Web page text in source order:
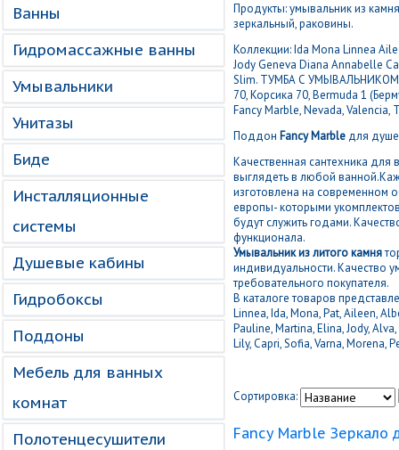
Ванны
Гидромассажные ванны
Умывальники
Унитазы
Биде
Инсталляционные
системы
Душевые кабины
Гидробоксы
Поддоны
Мебель для ванных
комнат
Полотенцесушители
Продукты: умывальник из
зеркальный, раковины.
Коллекции: Ida Mona Linnea
Jody Geneva Diana Annabelle
Slim. ТУМБА С УМЫВАЛЬНИКОМ,
70, Корсика 70, Bermuda 1
Fancy Marble, Nevada, Valencia,
Поддон Fancy Marble для
Качественная сантехника
выглядеть в любой
изготовлена на современном
европы- которыми
будут служить годами.
функционала.
Умывальникиз литого камня
индивидуальности. Качество
требовательного покупателя.
В каталоге товаров
Linnea, Ida, Mona, Pat, Aileen,
Pauline, Martina, Elina, Jody,
Lily, Capri, Sofia, Varna, Morena,
Сортировка:
Fancy Marble Зеркало